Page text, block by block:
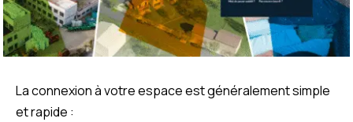
La connexion à votre espace est généralement simple
et rapide :